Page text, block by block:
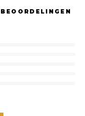
BEOORDELINGEN